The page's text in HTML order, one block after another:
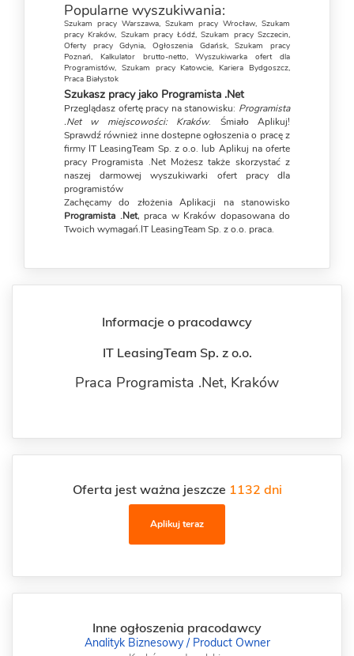
Popularne wyszukiwania:
Szukam pracy Warszawa, Szukam pracy Wrocław, Szukam
pracy Kraków, Szukam pracy Łódź,Szukam pracy Szczecin,
Oferty pracy Gdynia,Ogłoszenia Gdańsk,Szukam pracy
Poznań, Kalkulator brutto-netto,Wyszukiwarka ofert dla
Programistów, Szukam pracy Katowcie,Kariera Bydgoszcz,
Praca Białystok
Szukasz pracy jako Programista .Net
Przeglądasz ofertę pracy na stanowisku: Programista
.Net w miejscowości: Kraków. Śmiało Aplikuj!
Sprawdź również inne dostepne ogłoszenia o pracę z
firmy IT LeasingTeam Sp. z o.o. lub Aplikuj na oferte
pracy Programista .Net Możesz także skorzystać z
naszej darmowejwyszukiwarki ofert pracy dla
programistów
Zachęcamy do złożenia Aplikacji na stanowisko
Programista .Net, praca w Kraków dopasowana do
Twoich wymagań.IT LeasingTeam Sp. z o.o. praca.
Informacje o pracodawcy
IT LeasingTeam Sp. z o.o.
Praca Programista .Net, Kraków
Oferta jest ważna jeszcze 1132 dni
Aplikuj teraz
Inne ogłoszenia pracodawcy
Analityk Biznesowy / Product Owner